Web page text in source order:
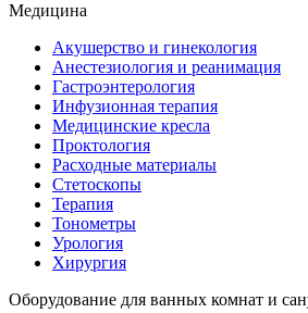
Медицина
Акушерство и гинекология
Анестезиология и реанимация
Гастроэнтерология
Инфузионная терапия
Медицинские кресла
Проктология
Расходные материалы
Стетоскопы
Терапия
Тонометры
Урология
Хирургия
Оборудование для ванных комнат и